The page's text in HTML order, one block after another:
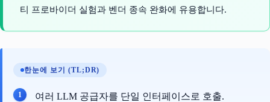
티 프로바이더 실험과 벤더 종속 완화에 유용합니다.
한눈에 보기 (TL;DR)
여러 LLM 공급자를 단일 인터페이스로 호출.